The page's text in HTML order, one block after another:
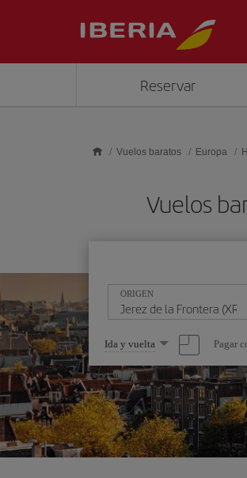
Reservar
Vuelos baratos Europa
Vuelos
ORIGEN
Seleccione
una
opción
Ida y vuelta Pagar